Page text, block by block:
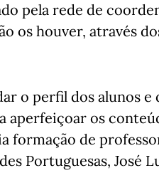
pela rede de
os houver, através
o perfil dos alunos e
os
de
Portuguesas, José